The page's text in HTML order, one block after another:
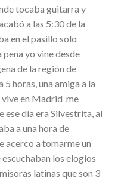
tocaba guitarra y
a las 5:30 de la
en el pasillo solo
yo vine desde
de la región de
horas, una amiga a la
en Madrid me
ese día era Silvestrita, al
a una hora de
acerco a tomarme un
los elogios
latinas que son 3